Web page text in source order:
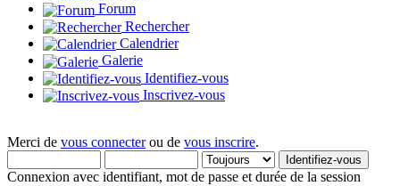
Forum
Rechercher
Calendrier
Galerie
Identifiez-vous
Inscrivez-vous
Merci de vous connecterou de vous inscrire.
Connexion avec identifiant, mot de passe et durée de la session